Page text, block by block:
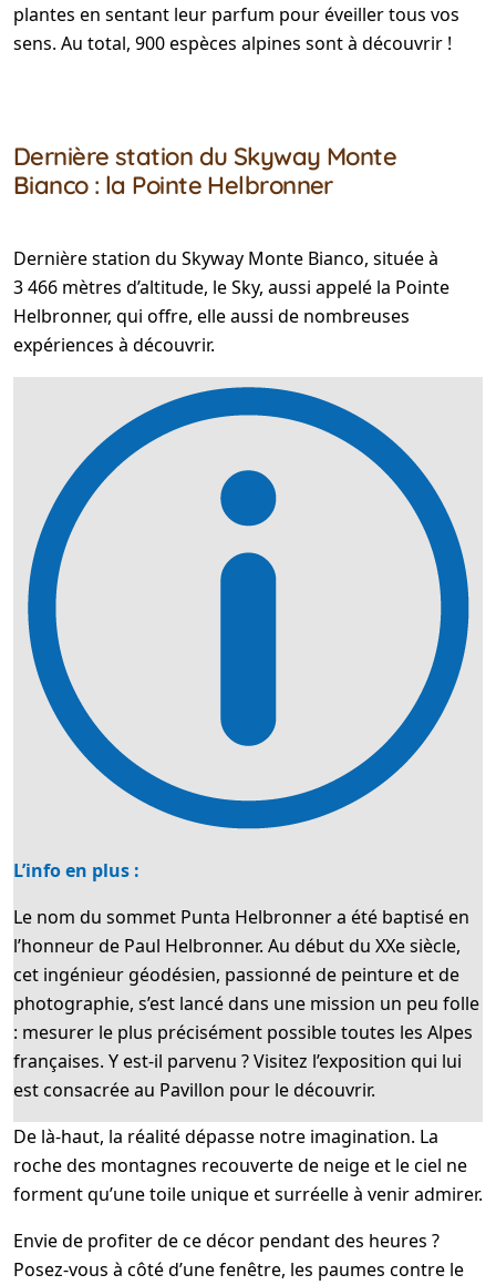
plantes en sentant leur parfum pour éveiller tous vos
sens. Au total, 900 espèces alpines sont à découvrir !
Dernière station du Skyway Monte
Bianco : la Pointe Helbronner
Dernière station du Skyway Monte Bianco, située à
3 466 mètres d’altitude, le Sky, aussi appelé la Pointe
Helbronner, qui offre, elle aussi de nombreuses
expériences à découvrir.
L’info en plus :
Le nom du sommet Punta Helbronner a été baptisé en
l’honneur de Paul Helbronner. Au début du XXe siècle,
cet ingénieur géodésien, passionné de peinture et de
photographie, s’est lancé dans une mission un peu folle
: mesurer le plus précisément possible toutes les Alpes
françaises. Y est-il parvenu ? Visitez l’exposition qui lui
est consacrée au Pavillon pour le découvrir.
De là-haut, la réalité dépasse notre imagination. La
roche des montagnes recouverte de neige et le ciel ne
forment qu’une toile unique et surréelle à venir admirer.
Envie de profiter de ce décor pendant des heures ?
Posez-vous à côté d’une fenêtre, les paumes contre le